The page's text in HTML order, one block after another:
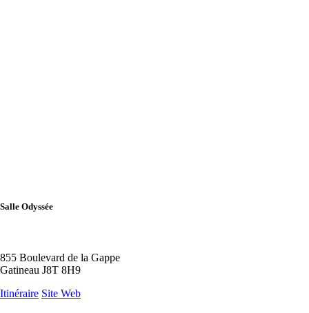
Salle Odyssée
855 Boulevard de la Gappe
Gatineau J8T 8H9
Itinéraire Site Web